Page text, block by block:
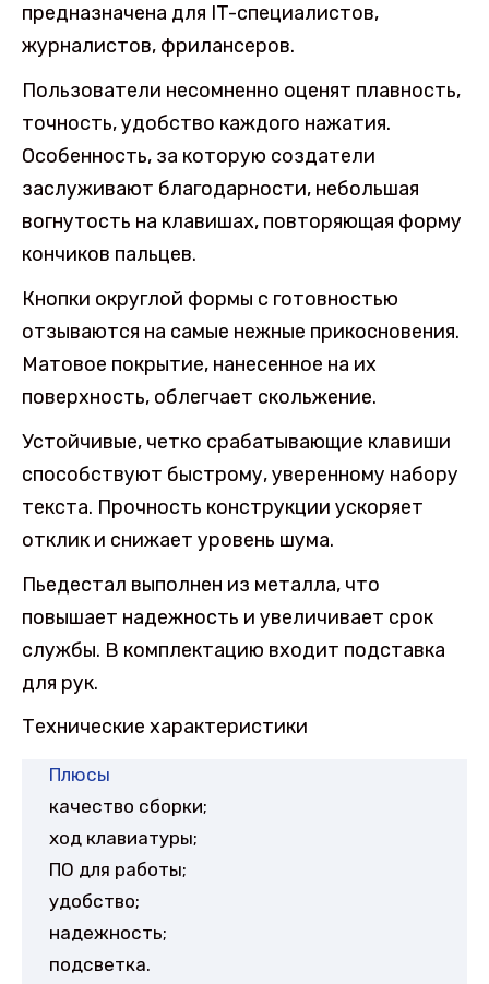
предназначена для IT-специалистов,
журналистов, фрилансеров.
Пользователи несомненно оценят плавность,
точность, удобство каждого нажатия.
Особенность, за которую создатели
заслуживают благодарности, небольшая
вогнутость на клавишах, повторяющая форму
кончиков пальцев.
Кнопки округлой формы с готовностью
отзываются на самые нежные прикосновения.
Матовое покрытие, нанесенное на их
поверхность, облегчает скольжение.
Устойчивые, четко срабатывающие клавиши
способствуют быстрому, уверенному набору
текста. Прочность конструкции ускоряет
отклик и снижает уровень шума.
Пьедестал выполнен из металла, что
повышает надежность и увеличивает срок
службы. В комплектацию входит подставка
для рук.
Технические характеристики
Плюсы
качество сборки;
ход клавиатуры;
ПО для работы;
удобство;
надежность;
подсветка.